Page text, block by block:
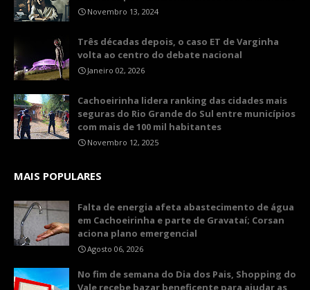
Novembro 13, 2024
Três décadas depois, o caso ET de Varginha
volta ao centro do debate nacional
Janeiro 02, 2026
Cachoeirinha lidera ranking das cidades mais
seguras do Rio Grande do Sul entre municípios
com mais de 100 mil habitantes
Novembro 12, 2025
MAIS POPULARES
Falta de energia afeta abastecimento de água
em Cachoeirinha e parte de Gravataí; Corsan
aciona plano emergencial
Agosto 06, 2026
No fim de semana do Dia dos Pais, Shopping do
Vale recebe bazar beneficente para ajudar as